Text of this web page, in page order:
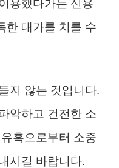
용했다가는 신용
한 대가를 치를 수
지 않는 것입니다.
악하고 건전한 소
혹으로부터 소중
시길 바랍니다.